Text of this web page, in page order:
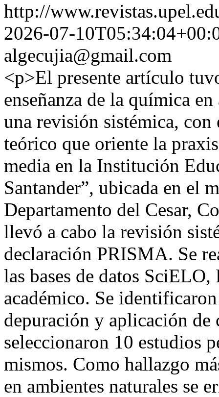
http://
2026-07-
algecujia@gmail.com
<p>El presente artículo
enseñanza de la química
una revisión sistémica,
teórico que oriente la
media en la Institución
Santander”, ubicada en el
Departamento del Cesar,
llevó a cabo la revisión
declaración PRISMA. Se
las bases de datos
académico. Se
depuración y aplicación
seleccionaron 10 estudios
mismos. Como hallazgo
en ambientes naturales se